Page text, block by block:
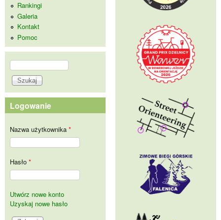
Rankingi
Galeria
Kontakt
Pomoc
Formularz wyszukiwania
Szukaj
Logowanie
Nazwa użytkownika *
Hasło *
Utwórz nowe konto
Uzyskaj nowe hasło